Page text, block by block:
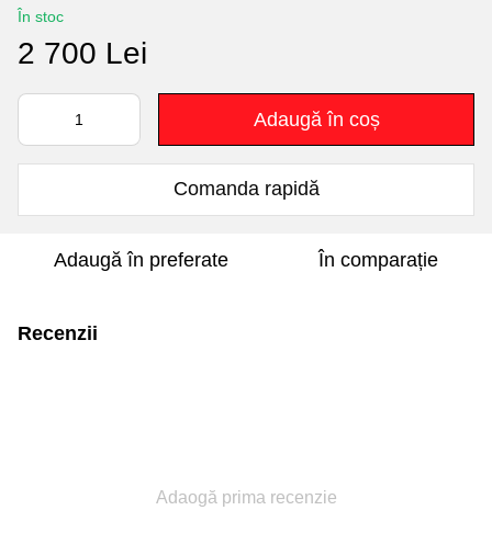
În stoc
2 700 Lei
Adaugă în coș
Comanda rapidă
Adaugă în preferate În comparație
Recenzii
Adaogă prima recenzie